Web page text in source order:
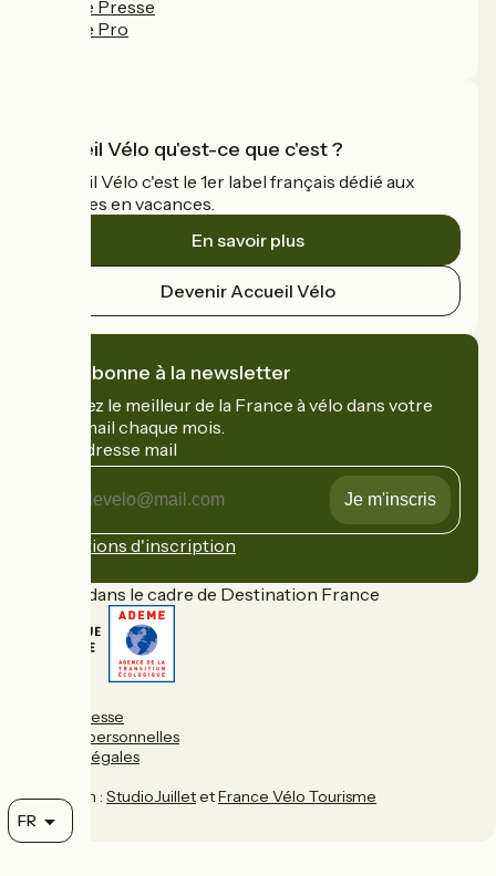
FR
Espace Presse
Espace Pro
Accueil Vélo qu'est-ce que c'est ?
Accueil Vélo c'est le 1er label français dédié aux
cyclistes en vacances.
En savoir plus
Devenir Accueil Vélo
Je m'abonne à la newsletter
Recevez le meilleur de la France à vélo dans votre
boîte mail chaque mois.
Mon adresse mail
adresse
Conditions d'inscription
Financé dans le cadre de Destination France
Espace presse
Données personnelles
Mentions légales
Réalisation : StudioJuilletetFrance Vélo Tourisme